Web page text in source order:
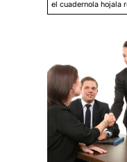
el cuadernola hojala